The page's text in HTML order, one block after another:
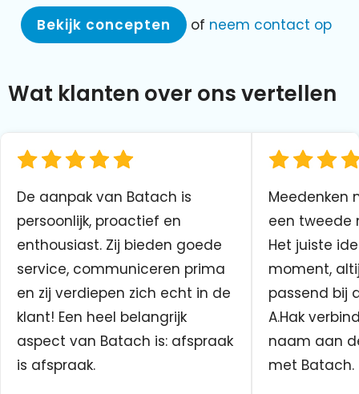
Bekijk concepten of neem contact op
Wat klanten over ons vertellen
De aanpak van Batach is
persoonlijk, proactief en
enthousiast. Zij bieden goede
service, communiceren prima
en zij verdiepen zich echt in de
klant! Een heel belangrijk
aspect van Batach is: afspraak
is afspraak.
Meedenken
een tweede
Het juiste
moment,
passend bij
A.Hak
naam aan
met Batach.